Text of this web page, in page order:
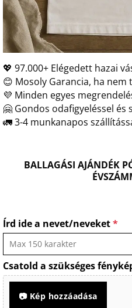
💖 97.000+ Elégedett hazai
😊 Mosoly Garancia, ha
💜 Minden egyes
🤗 Gondos odafigyeléssel és
🚛 3-4 munkanapos
BALLAGÁSI AJÁNDÉK
Írd ide a nevet/neveket*
Csatold a szükséges
📷 Kép hozzáadása